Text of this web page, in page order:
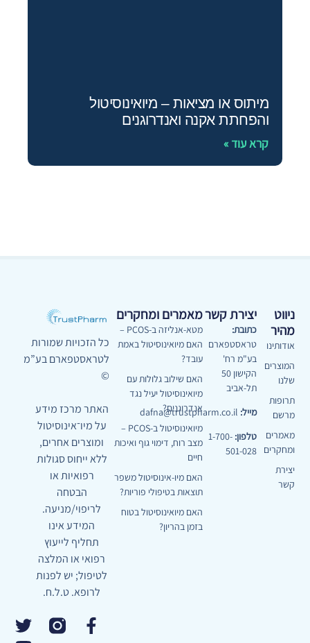
מיתוס או מציאות – מיואינוסיטול
והפחתת אקנה ואנדרוגנים
קרא עוד »
ניווט
מהיר
אודותינו
המוצרים
שלנו
תרופות
מרשם
מאמרים
ומחקרים
יצירת
קשר
יצירת קשר
כתובת:
טראסטפארם
בע"מ רח'
הקישון 50
תל-אביב
מייל:
טלפון: 1-700-
501-028
מאמרים ומחקרים
מטא-אנליזה ב-PCOS –
האם מיואינוסיטול באמת
עובד?
האם שילוב גלולות עם
מיואינוסיטול יעיל נגד
אנדרוגנים?
מיואינוסיטול ב-PCOS –
מצב רוח, דימוי גוף ואיכות
חיים
האם מיו-אינוסיטול משפר
תוצאות בטיפולי פוריות?
האם מיואינוסיטול בטוח
בזמן בהריון?
כל הזכויות שמורות
לטראסטפארם בע”מ
©
האתר מרכז מידע
על מיו־אינוסיטול
ומוצרים אחרים,
ללא ייחוס סגולות
רפואיות או
הבטחה
לריפוי/מניעה.
המידע אינו
תחליף לייעוץ
רפואי או המלצה
לטיפול; יש לפנות
לרופא. ט.ל.ח.